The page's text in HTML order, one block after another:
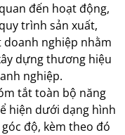
đến hoạt động,
trình sản xuất,
nghiệp nhằm
dựng thương hiệu
nghiệp.
tắt toàn bộ năng
hiện dưới dạng hình
độ, kèm theo đó